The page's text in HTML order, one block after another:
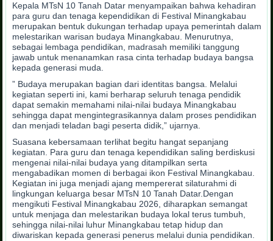
Kepala MTsN 10 Tanah Datar menyampaikan bahwa kehadiran
para guru dan tenaga kependidikan di Festival Minangkabau
merupakan bentuk dukungan terhadap upaya pemerintah dalam
melestarikan warisan budaya Minangkabau. Menurutnya,
sebagai lembaga pendidikan, madrasah memiliki tanggung
jawab untuk menanamkan rasa cinta terhadap budaya bangsa
kepada generasi muda.
” Budaya merupakan bagian dari identitas bangsa. Melalui
kegiatan seperti ini, kami berharap seluruh tenaga pendidik
dapat semakin memahami nilai-nilai budaya Minangkabau
sehingga dapat mengintegrasikannya dalam proses pendidikan
dan menjadi teladan bagi peserta didik,” ujarnya.
Suasana kebersamaan terlihat begitu hangat sepanjang
kegiatan. Para guru dan tenaga kependidikan saling berdiskusi
mengenai nilai-nilai budaya yang ditampilkan serta
mengabadikan momen di berbagai ikon Festival Minangkabau.
Kegiatan ini juga menjadi ajang mempererat silaturahmi di
lingkungan keluarga besar MTsN 10 Tanah Datar.Dengan
mengikuti Festival Minangkabau 2026, diharapkan semangat
untuk menjaga dan melestarikan budaya lokal terus tumbuh,
sehingga nilai-nilai luhur Minangkabau tetap hidup dan
diwariskan kepada generasi penerus melalui dunia pendidikan.